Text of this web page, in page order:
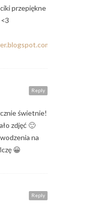
przepiękne
Reply
świetnie!
zdjęć 🙂
na
😀
Reply